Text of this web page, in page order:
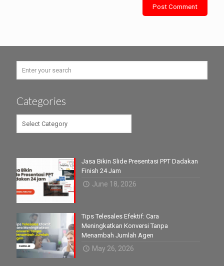
Categories
Categories
Jasa Bikin Slide Presentasi PPT Dadakan
Finish 24 Jam
June 18, 2026
Tips Telesales Efektif: Cara
Meningkatkan Konversi Tanpa
Menambah Jumlah Agen
May 26, 2026